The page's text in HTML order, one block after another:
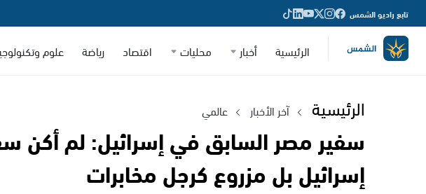
تابع راديو الشمس
الرئيسية أخبار محليات اقتصاد رياضة علوم
الرئيسية آخر الأخبار عالمي
سفير مصر السابق في إسرائيل: لم أكن
إسرائيل بل مزروع كرجل مخابرات